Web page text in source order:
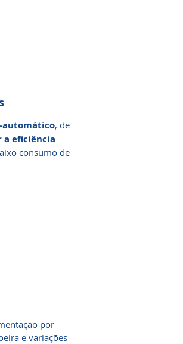
automático, de
a eficiência
consumo de
por
e variações